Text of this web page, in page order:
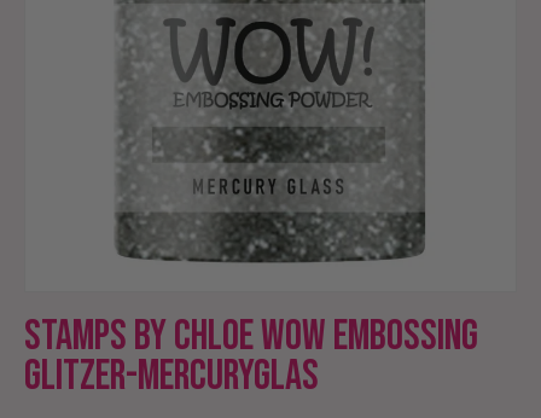
Stamps by Chloe WOW Embossing
Glitzer-Mercuryglas